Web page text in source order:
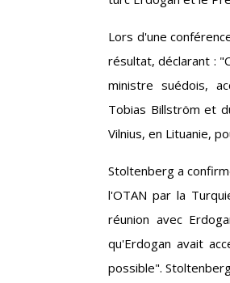
Lors d'une
résultat, déclarant :
ministre suédois,
Tobias Billström et
Vilnius, en Lituanie,
Stoltenberg a
l'OTAN par la
réunion avec
qu'Erdogan avait
possible".